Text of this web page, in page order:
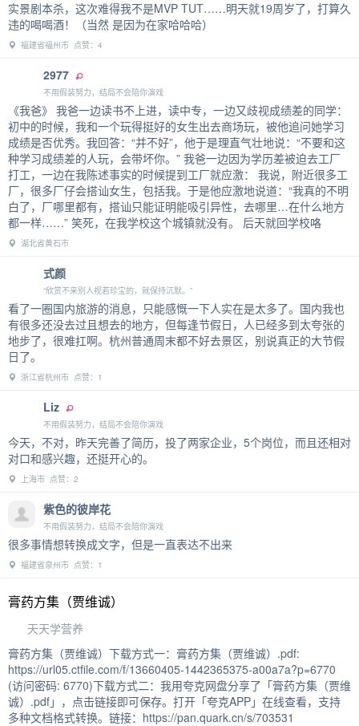
实景剧本杀，这次难得我不是MVP TUT……明天就19周岁了，打算久
违的喝喝酒！（当然 是因为在家哈哈哈）
福建省福州市 点赞：4
2977
不用假装努力，结局不会陪你演戏
《我爸》 我爸一边读书不上进，读中专，一边又歧视成绩差的同学：
初中的时候，我和一个玩得挺好的女生出去商场玩，被他追问她学习
成绩是否优秀。我回答：“并不好”，他于是理直气壮地说：“不要和这
种学习成绩差的人玩，会带坏你。” 我爸一边因为学历差被迫去工厂
打工，一边在我陈述事实的时候提到工厂就应激： 我说，附近很多工
厂，很多厂仔会搭讪女生，包括我。于是他应激地说道：“我真的不明
白了，厂哪里都有，搭讪只能证明能吸引异性，去哪里…在什么地方
都一样……” 笑死，在我学校这个城镇就没有。 后天就回学校咯
湖北省黄石市
式颜
“欣赏不来别人视若珍宝的，就保持沉默。”
看了一圈国内旅游的消息，只能感慨一下人实在是太多了。国内我也
有很多还没去过且想去的地方，但每逢节假日，人已经多到太夸张的
地步了，很难扛啊。杭州普通周末都不好去景区，别说真正的大节假
日了。
浙江省杭州市 点赞：1
Liz
不用假装努力，结局不会陪你演戏
今天，不对，昨天完善了简历，投了两家企业，5个岗位，而且还相对
对口和感兴趣，还挺开心的。
上海市 点赞：2
紫色的彼岸花
不用假装努力，结局不会陪你演戏
很多事情想转换成文字，但是一直表达不出来
福建省泉州市 点赞：1
膏药方集（贾维诚）
天天学营养
膏药方集（贾维诚）下载方式一：膏药方集（贾维诚）.pdf:
https://url05.ctfile.com/f/13660405-1442365375-a00a7a?p=6770
(访问密码: 6770)下载方式二：我用夸克网盘分享了「膏药方集（贾维
诚）.pdf」，点击链接即可保存。打开「夸克APP」在线查看，支持
多种文档格式转换。链接：https://pan.quark.cn/s/703531